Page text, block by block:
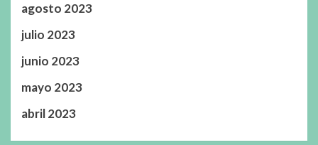
agosto 2023
julio 2023
junio 2023
mayo 2023
abril 2023